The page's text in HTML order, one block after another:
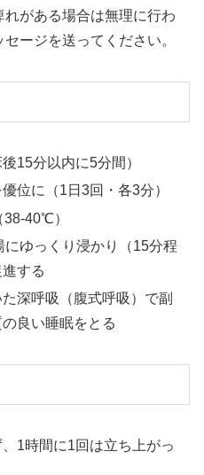
がある場合は無理に行わ
ージを送ってください。
15分以内に5分間）
位に（1日3回・各3分）
40℃）
ゆっくり浸かり（15分程
する
深呼吸（腹式呼吸）で副
良い睡眠をとる
1時間に1回は立ち上がっ